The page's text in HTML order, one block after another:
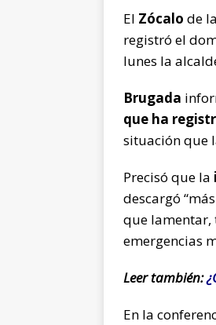
s
A
p
p
e
b
o
o
k
El Zócalo de la
registró el
lunes la
Brugada
que ha
situación que
Precisó que la
descargó
que lamentar,
emergencias
Leer también:
En la